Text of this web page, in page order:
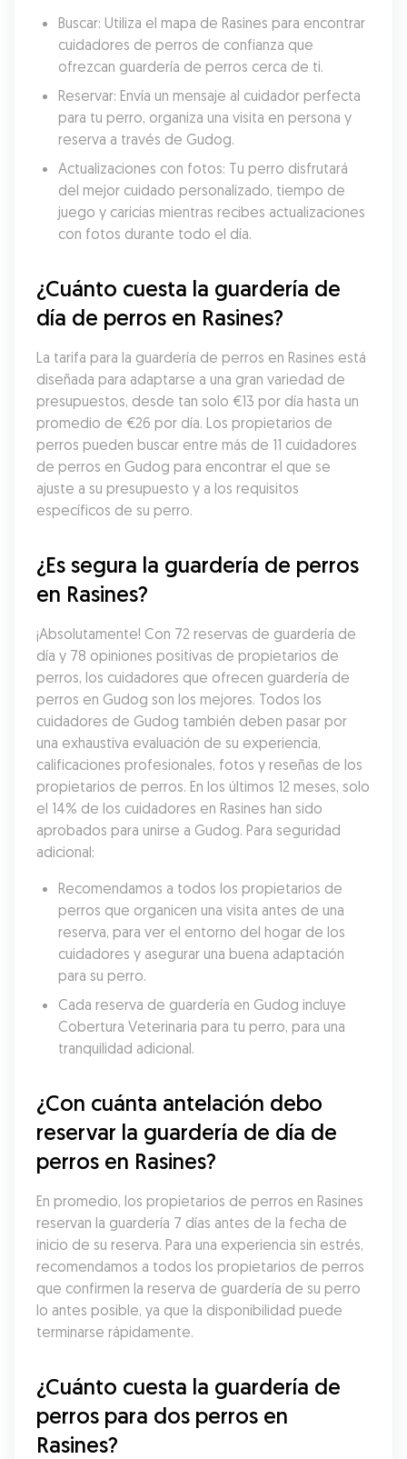
Buscar: Utiliza el mapa de Rasines para encontrar
cuidadores de perros de confianza que
ofrezcan guardería de perros cerca de ti.
Reservar: Envía un mensaje al cuidador perfecta
para tu perro, organiza una visita en persona y
reserva a través de Gudog.
Actualizaciones con fotos: Tu perro disfrutará
del mejor cuidado personalizado, tiempo de
juego y caricias mientras recibes actualizaciones
con fotos durante todo el día.
¿Cuánto cuesta la guardería de
día de perros en Rasines?
La tarifa para la guardería de perros en Rasines está
diseñada para adaptarse a una gran variedad de
presupuestos, desde tan solo €13 por día hasta un
promedio de €26 por día. Los propietarios de
perros pueden buscar entre más de 11 cuidadores
de perros en Gudog para encontrar el que se
ajuste a su presupuesto y a los requisitos
específicos de su perro.
¿Es segura la guardería de perros
en Rasines?
¡Absolutamente! Con 72 reservas de guardería de
día y 78 opiniones positivas de propietarios de
perros, los cuidadores que ofrecen guardería de
perros en Gudog son los mejores. Todos los
cuidadores de Gudog también deben pasar por
una exhaustiva evaluación de su experiencia,
calificaciones profesionales, fotos y reseñas de los
propietarios de perros. En los últimos 12 meses, solo
el 14% de los cuidadores en Rasines han sido
aprobados para unirse a Gudog. Para seguridad
adicional:
Recomendamos a todos los propietarios de
perros que organicen una visita antes de una
reserva, para ver el entorno del hogar de los
cuidadores y asegurar una buena adaptación
para su perro.
Cada reserva de guardería en Gudog incluye
Cobertura Veterinaria para tu perro, para una
tranquilidad adicional.
¿Con cuánta antelación debo
reservar la guardería de día de
perros en Rasines?
En promedio, los propietarios de perros en Rasines
reservan la guardería 7 días antes de la fecha de
inicio de su reserva. Para una experiencia sin estrés,
recomendamos a todos los propietarios de perros
que confirmen la reserva de guardería de su perro
lo antes posible, ya que la disponibilidad puede
terminarse rápidamente.
¿Cuánto cuesta la guardería de
perros para dos perros en
Rasines?